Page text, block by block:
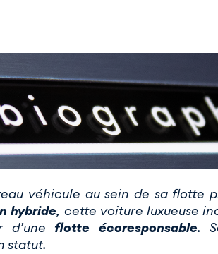
véhicule au sein de sa flotte
hybride, cette voiture luxueuse
d’une flotte écoresponsable.
statut.